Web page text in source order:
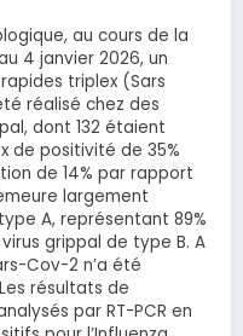
au cours de la
4 janvier 2026, un
triplex (Sars
réalisé chez des
dont 132 étaient
de positivité de 35%
de 14% par rapport
largement
A, représentant 89%
grippal de type B. A
Cov-2 n’a été
résultats de
par RT-PCR en